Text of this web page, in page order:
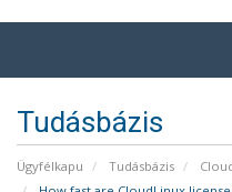
Tudásbázis
Ügyfélkapu Tudásbázis